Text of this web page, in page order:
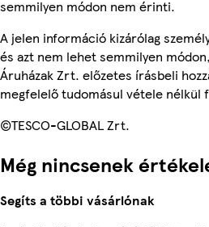
semmilyen módon nem érinti.
A jelen információ kizárólag
és azt nem lehet semmilyen
Áruházak Zrt. előzetes írásbeli
megfelelő tudomásul vétele nélkül
©TESCO-GLOBAL Zrt.
Még nincsenek
Segíts a többi vásárlónak